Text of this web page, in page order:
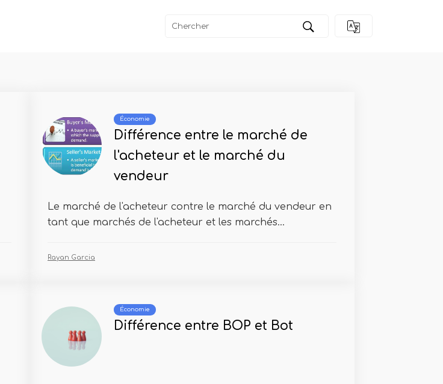
Économie
Différence entre le marché de
l'acheteur et le marché du
vendeur
Le marché de l'acheteur contre le marché du vendeur en
tant que marchés de l'acheteur et les marchés...
Rayan Garcia
Économie
Différence entre BOP et Bot